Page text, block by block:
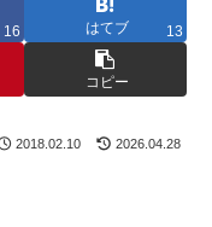
16 はてブ 13
コピー
2018.02.10 2026.04.28